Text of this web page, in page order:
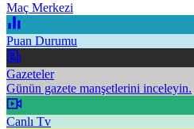
Maç Merkezi
Puan Durumu
Gazeteler
Günün gazete manşetlerini inceleyin.
Canlı Tv